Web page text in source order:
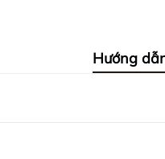
Hướng